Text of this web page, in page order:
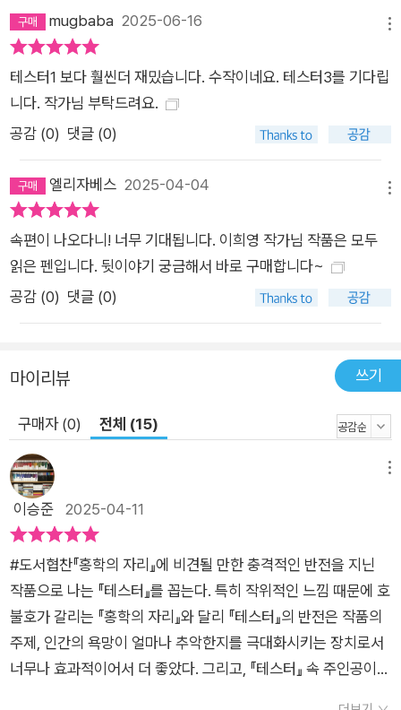
인간과 비인간 사이의 관계를 또 하나의 가족 형태로 제시한다.
인간보다 나를 더 정확히 이해하고, 조건 없는 지지를 보내는 존
족’이라는 개념을 미래의 관계성으로 확장해 나간다. 이러한 관계
의 재정의는 『테스터 2』가 다루는 세계의 결을 한층 풍부하게 만
든다. 전편과 마찬가지로 이번 작품 또한 고도로 발전된 과학기술
전편이 두 주인공의 내면에 집중했다면, 이번에는 두 인물의 시선
을 넘어 주변 인물들의 삶과 세계로까지 이야기가 확장된다. 이는
전편의 주인공인 마오와 하라가 각자의 세계를 깨고 나와 새로운
세상을 마주했기 때문이며, 그 연장선에서 하라와 류온은 자신뿐
아니라 자신이 살아가는 세계 전체에 대해 질문을 던지게 된다.
결국 『테스터 2』는 디스토피아 속에서 우리가 무엇을 지켜야 하
렇게 말한다. 어떤 세계에 살고 있든, 결국 중요한 것은 서로를 기
mugbaba 2025-06-16
테스터1 보다 훨씬더 재밌습니다. 수작이네요. 테스터3를 기다립
니다. 작가님 부탁드려요.
공감 (0) 댓글 (0)
엘리자베스 2025-04-04
속편이 나오다니! 너무 기대됩니다. 이희영 작가님 작품은 모두
읽은 펜입니다. 뒷이야기 궁금해서 바로 구매합니다~
공감 (0) 댓글 (0)
마이리뷰 쓰기
구매자 (0) 전체 (15)
이승준 2025-04-11
#도서협찬『홍학의 자리』에 비견될 만한 충격적인 반전을 지닌
작품으로 나는 『테스터』를 꼽는다. 특히 작위적인 느낌 때문에 호
불호가 갈리는 『홍학의 자리』와 달리 『테스터』의 반전은 작품의
주제, 인간의 욕망이 얼마나 추악한지를 극대화시키는 장치로서
너무나 효과적이어서 더 좋았다. 그리고, 『테스터』 속 주인공이자